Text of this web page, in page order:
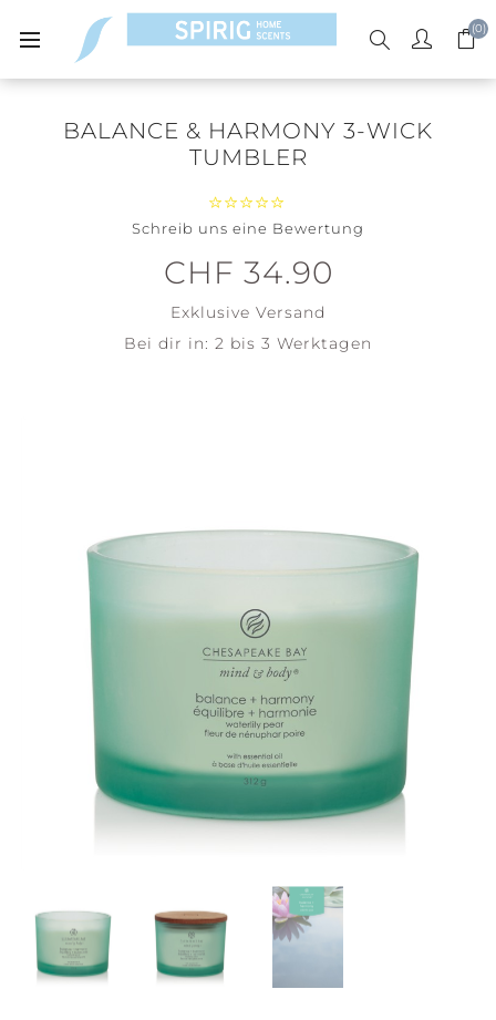
(0)
BALANCE & HARMONY 3-WICK
TUMBLER
Schreib uns eine Bewertung
CHF 34.90
Exklusive Versand
Bei dir in: 2 bis 3 Werktagen